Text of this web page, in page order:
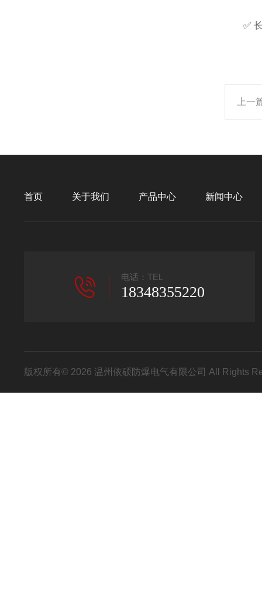
✅ 长
上一
首页 关于我们 产品中心 新闻中心
电话：TEL
18348355220
版权所有© 2026 温州依硕防爆电气有限公司 All Rights